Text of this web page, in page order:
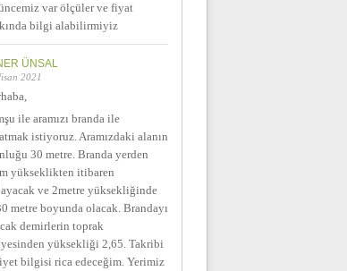
var ölçüler ve fiyat
bilgi alabilirmiyiz
ÜNSAL
2021
ile aramızı branda ile
istiyoruz. Aramızdaki alanın
30 metre. Branda yerden
yükseklikten itibaren
ve 2metre yüksekliğinde
metre boyunda olacak. Brandayı
demirlerin toprak
yüksekliği 2,65. Takribi
bilgisi rica edeceğim. Yerimiz